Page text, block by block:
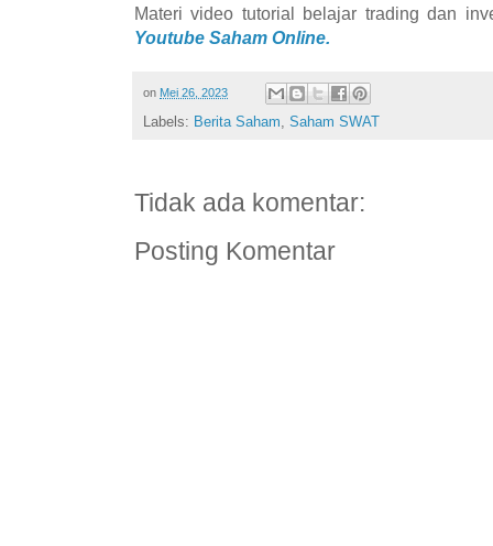
Materi video tutorial belajar trading dan
Youtube Saham Online.
on Mei 26, 2023
Labels: Berita Saham, Saham SWAT
Tidak ada komentar:
Posting Komentar